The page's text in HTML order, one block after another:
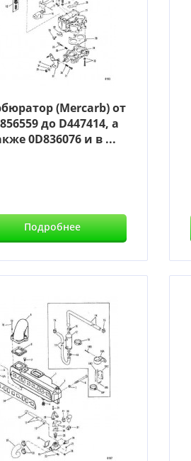
(Mercarb) от
до D447414, а
0D836076 и в ...
Подробнее